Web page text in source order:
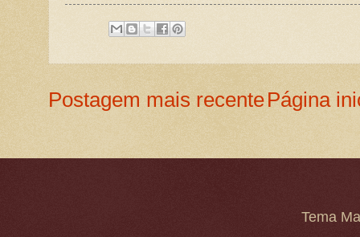
Postagem mais recentePágina
Tema